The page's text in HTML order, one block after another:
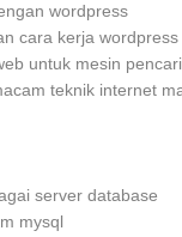
wordpress
cara kerja wordpress
untuk mesin pencari
teknik internet
server database
mysql